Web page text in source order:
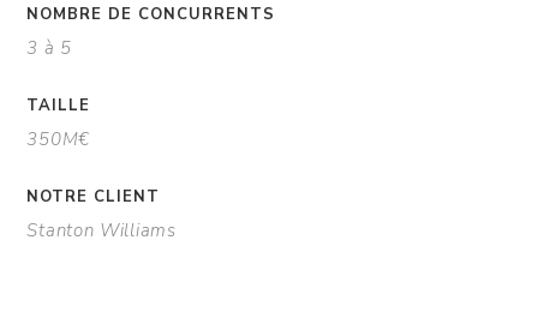
NOMBRE DE CONCURRENTS
3 à 5
TAILLE
350M€
NOTRE CLIENT
Stanton Williams